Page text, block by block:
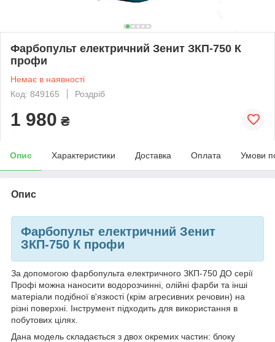
Фарбопульт електричний Зенит ЗКП-750 К
профи
Немає в наявності
Код: 849165
Роздріб
1 980 ₴
Опис Характеристики Доставка Оплата Умови
Опис
Фарбопульт електричний Зенит
ЗКП-750 К профи
За допомогою фарбопульта електричного ЗКП-750 ДО серії
Профі можна наносити водорозчинні, олійні фарби та інші
матеріали подібної в'язкості (крім агресивних речовин) на
різні поверхні. Інструмент підходить для використання в
побутових цілях.
Дана модель складається з двох окремих частин: блоку